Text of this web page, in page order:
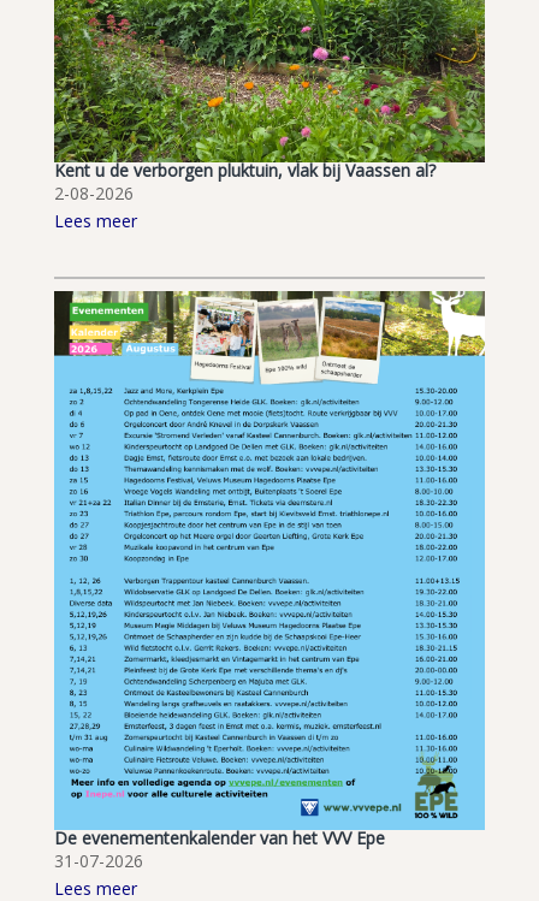
Kent u de verborgen pluktuin, vlak bij Vaassen al?
2-08-2026
Lees meer
De evenementenkalender van het VVV Epe
31-07-2026
Lees meer